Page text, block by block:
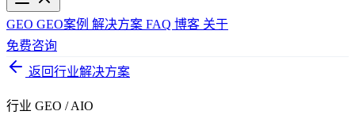
GEO GEO案例 解决方案 FAQ 博客 关于
免费咨询
返回行业解决方案
行业 GEO / AIO